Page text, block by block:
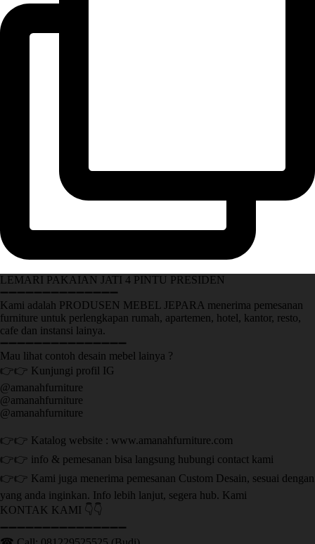
LEMARI PAKAIAN JATI 4 PINTU PRESIDEN
➖➖➖➖➖➖➖➖➖➖➖➖➖➖
Kami adalah PRODUSEN MEBEL JEPARA menerima pemesanan
furniture untuk perlengkapan rumah, apartemen, hotel, kantor, resto,
cafe dan instansi lainya.
➖➖➖➖➖➖➖➖➖➖➖➖➖➖➖
Mau lihat contoh desain mebel lainya ?
👉👉 Kunjungi profil IG
@amanahfurniture
@amanahfurniture
@amanahfurniture
👉👉 Katalog website : www.amanahfurniture.com
👉👉 info & pemesanan bisa langsung hubungi contact kami
👉👉 Kami juga menerima pemesanan Custom Desain, sesuai dengan
yang anda inginkan. Info lebih lanjut, segera hub. Kami
KONTAK KAMI 👇👇
➖➖➖➖➖➖➖➖➖➖➖➖➖➖➖ ㅤ